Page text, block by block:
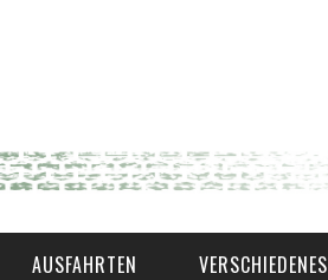
AUSFAHRTEN VERSCHIEDENES